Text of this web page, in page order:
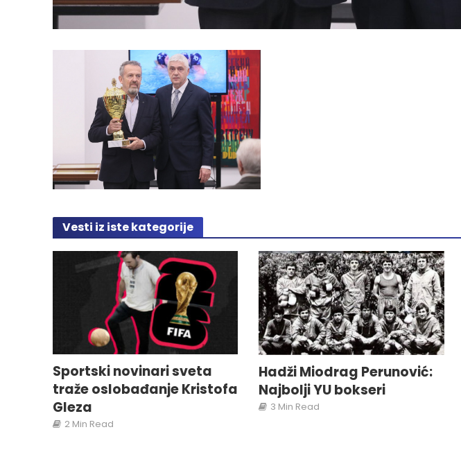
Vesti iz iste kategorije
Sportski novinari sveta
traže oslobađanje Kristofa
Gleza
2 Min Read
Hadži Miodrag Perunović:
Najbolji YU bokseri
3 Min Read